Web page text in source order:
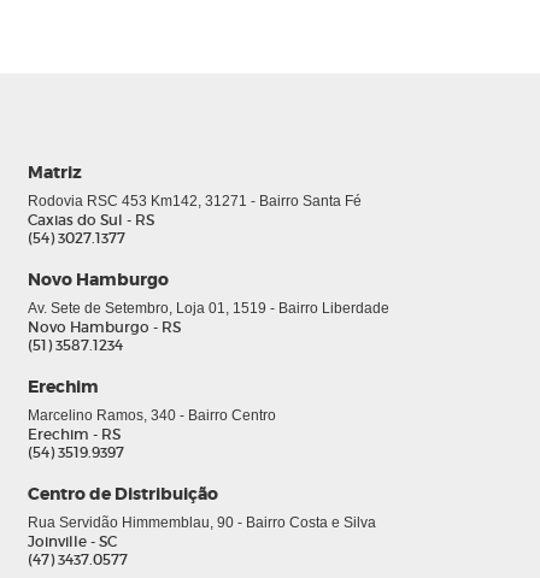
Matriz
Rodovia RSC 453 Km142, 31271 - Bairro Santa Fé
Caxias do Sul - RS
(54) 3027.1377
Novo Hamburgo
Av. Sete de Setembro, Loja 01, 1519 - Bairro Liberdade
Novo Hamburgo - RS
(51) 3587.1234
Erechim
Marcelino Ramos, 340 - Bairro Centro
Erechim - RS
(54) 3519.9397
Centro de Distribuição
Rua Servidão Himmemblau, 90 - Bairro Costa e Silva
Joinville - SC
(47) 3437.0577